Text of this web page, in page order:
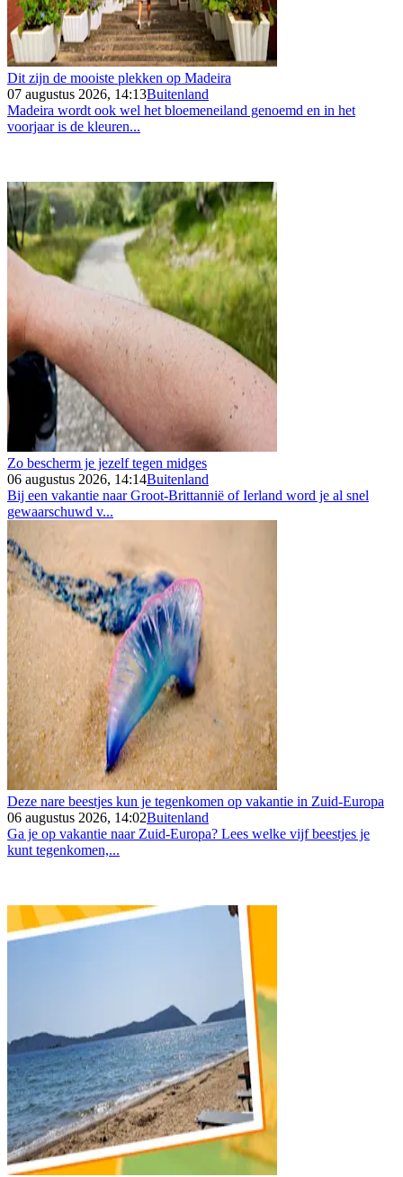
Dit zijn de mooiste plekken op Madeira
07 augustus 2026, 14:13Buitenland
Madeira wordt ook wel het bloemeneiland genoemd en in het
voorjaar is de kleuren...
Zo bescherm je jezelf tegen midges
06 augustus 2026, 14:14Buitenland
Bij een vakantie naar Groot-Brittannië of Ierland word je al snel
gewaarschuwd v...
Deze nare beestjes kun je tegenkomen op vakantie in Zuid-Europa
06 augustus 2026, 14:02Buitenland
Ga je op vakantie naar Zuid-Europa? Lees welke vijf beestjes je
kunt tegenkomen,...